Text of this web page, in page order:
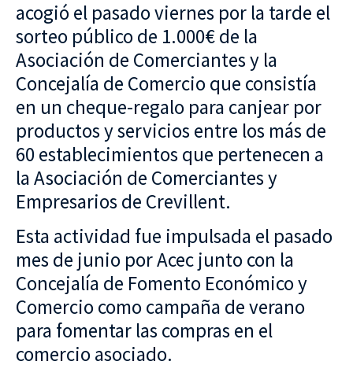
acogió el pasado viernes por la tarde el
sorteo público de 1.000€ de la
Asociación de Comerciantes y la
Concejalía de Comercio que consistía
en un cheque-regalo para canjear por
productos y servicios entre los más de
60 establecimientos que pertenecen a
la Asociación de Comerciantes y
Empresarios de Crevillent.
Esta actividad fue impulsada el pasado
mes de junio por Acec junto con la
Concejalía de Fomento Económico y
Comercio como campaña de verano
para fomentar las compras en el
comercio asociado.